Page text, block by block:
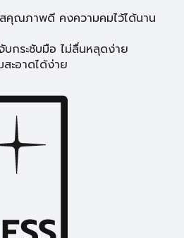
คุณภาพดี คงความคมไว้ได้นาน
กระชับมือ ไม่ลื่นหลุดง่าย
ะอาดได้ง่าย